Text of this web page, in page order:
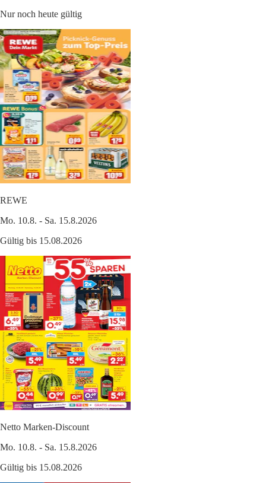
Nur noch heute gültig
REWE
Mo. 10.8. - Sa. 15.8.2026
Gültig bis 15.08.2026
Netto Marken-Discount
Mo. 10.8. - Sa. 15.8.2026
Gültig bis 15.08.2026